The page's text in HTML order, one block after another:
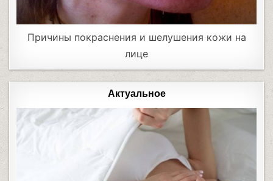
Причины покраснения и шелушения кожи на
лице
Актуальное